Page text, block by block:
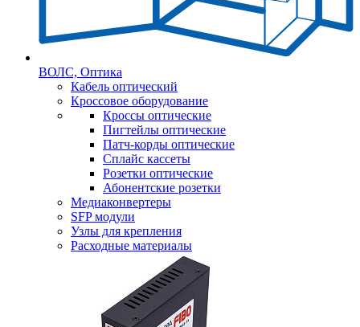
ВОЛС, Оптика
Кабель оптический
Кроссовое оборудование
Кроссы оптические
Пигтейлы оптические
Патч-корды оптические
Сплайс кассеты
Розетки оптические
Абонентские розетки
Медиаконвертеры
SFP модули
Узлы для крепления
Расходные материалы